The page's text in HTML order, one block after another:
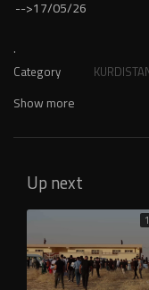
-->17/05/26
.
Category
Show more
Up next